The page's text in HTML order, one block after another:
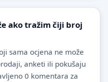
ako tražim čiji broj
sama ocjena ne može
anketi ili pokušaju
0 komentara za